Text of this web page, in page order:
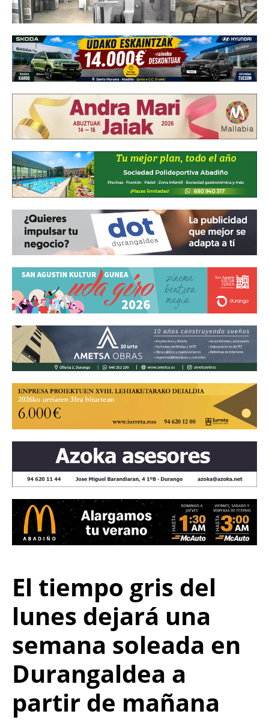
El tiempo gris del
lunes dejará una
semana soleada en
Durangaldea a
partir de mañana